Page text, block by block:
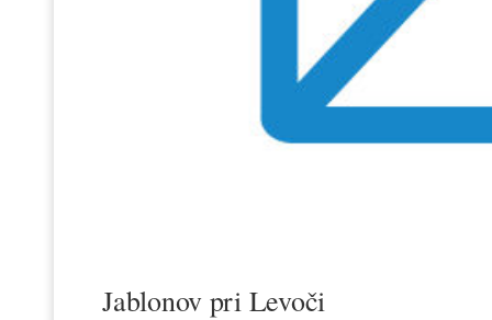
Jablonov pri Levoči